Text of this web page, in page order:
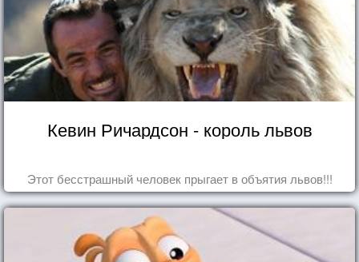
Кевин Ричардсон - король львов
Этот бесстрашный человек прыгает в объятия львов!!!